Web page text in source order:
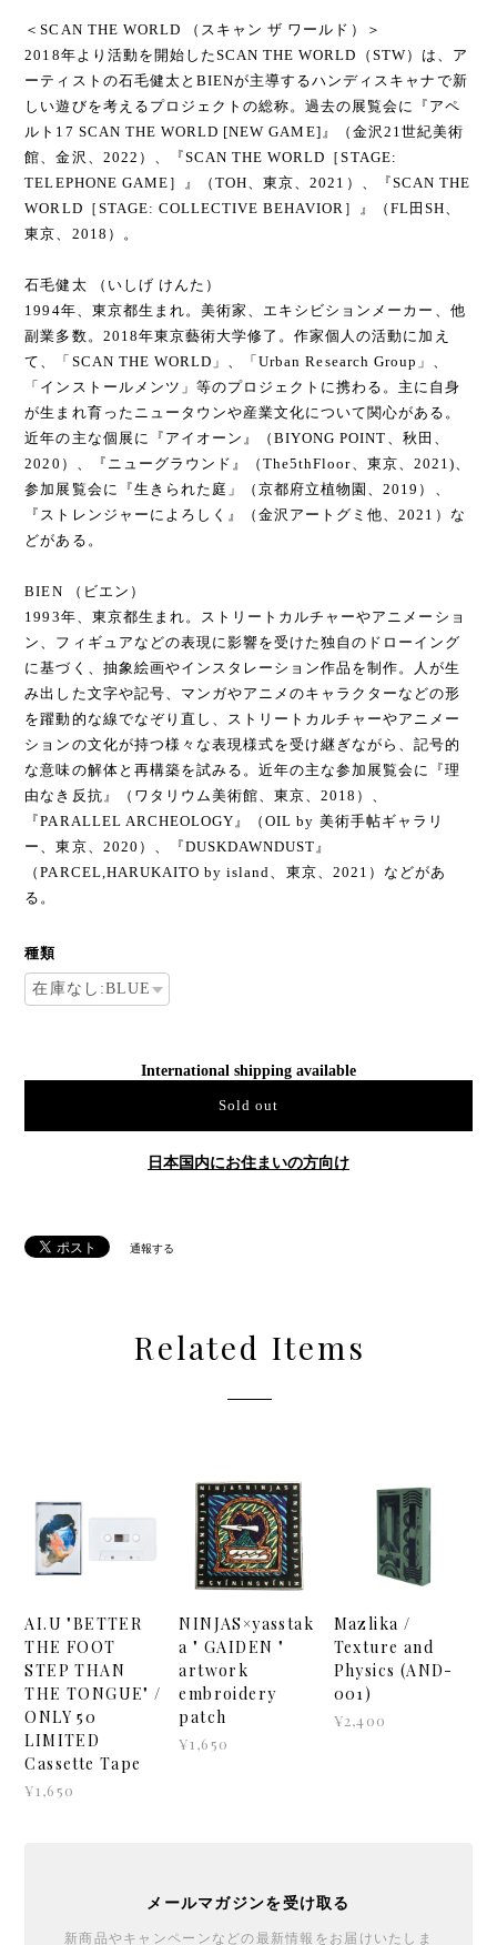
＜SCAN THE WORLD （スキャン ザ ワールド）＞
2018年より活動を開始したSCAN THE WORLD（STW）は、ア
ーティストの石毛健太とBIENが主導するハンディスキャナで新
しい遊びを考えるプロジェクトの総称。過去の展覧会に『アペ
ルト17 SCAN THE WORLD [NEW GAME]』（金沢21世紀美術
館、金沢、2022）、『SCAN THE WORLD［STAGE:
TELEPHONE GAME］』（TOH、東京、2021）、『SCAN THE
WORLD［STAGE: COLLECTIVE BEHAVIOR］』（FL田SH、
東京、2018）。
石毛健太 （いしげ けんた）
1994年、東京都生まれ。美術家、エキシビションメーカー、他
副業多数。2018年東京藝術大学修了。作家個人の活動に加え
て、「SCAN THE WORLD」、「Urban Research Group」、
「インストールメンツ」等のプロジェクトに携わる。主に自身
が生まれ育ったニュータウンや産業文化について関心がある。
近年の主な個展に『アイオーン』（BIYONG POINT、秋田、
2020）、『ニューグラウンド』（The5thFloor、東京、2021)、
参加展覧会に『生きられた庭」（京都府立植物園、2019）、
『ストレンジャーによろしく』（金沢アートグミ他、2021）な
どがある。
BIEN （ビエン）
1993年、東京都生まれ。ストリートカルチャーやアニメーショ
ン、フィギュアなどの表現に影響を受けた独自のドローイング
に基づく、抽象絵画やインスタレーション作品を制作。人が生
み出した文字や記号、マンガやアニメのキャラクターなどの形
を躍動的な線でなぞり直し、ストリートカルチャーやアニメー
ションの文化が持つ様々な表現様式を受け継ぎながら、記号的
な意味の解体と再構築を試みる。近年の主な参加展覧会に『理
由なき反抗』（ワタリウム美術館、東京、2018）、
『PARALLEL ARCHEOLOGY』（OIL by 美術手帖ギャラリ
ー、東京、2020）、『DUSKDAWNDUST』
（PARCEL,HARUKAITO by island、東京、2021）などがあ
る。
種類
International shipping available
Sold out
日本国内にお住まいの方向け
通報する
Related Items
AI.U "BETTER
THE FOOT
STEP THAN
THE TONGUE" /
ONLY 50
LIMITED
Cassette Tape
¥1,650
NINJAS×yasstak
a " GAIDEN "
artwork
embroidery
patch
¥1,650
Mazlika /
Texture and
Physics (AND-
001)
¥2,400
メールマガジンを受け取る
新商品やキャンペーンなどの最新情報をお届けいたしま